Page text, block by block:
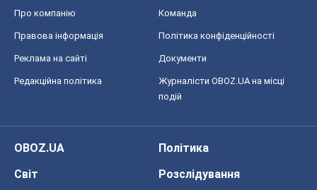
Про компанію Команда
Правова інформація Політика конфіденційності
Реклама на сайті Документи
Редакційна політика
Журналісти OBOZ.UA на місці
подій
OBOZ.UA
Політика
Світ
Розслідування